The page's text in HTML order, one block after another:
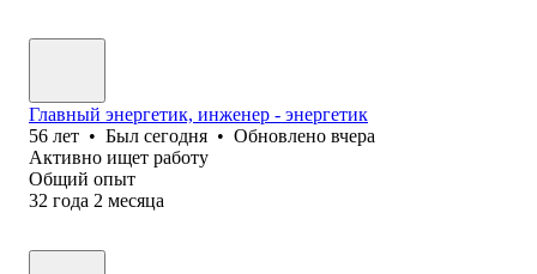
Главный энергетик, инженер - энергетик
56 лет • Был сегодня • Обновлено вчера
Активно ищет работу
Общий опыт
32 года 2 месяца